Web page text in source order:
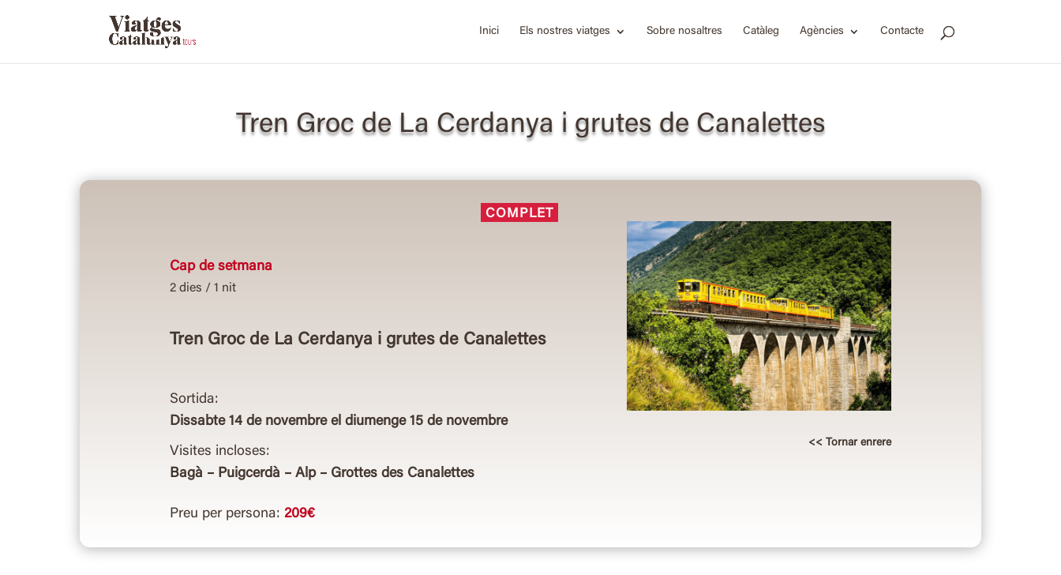
Inici Els nostres viatges Sobre nosaltres Catàleg Agències Contacte
Tren Groc de La Cerdanya i grutes de Canalettes
COMPLET
Cap de setmana
2 dies / 1 nit
Tren Groc de La Cerdanya i grutes de Canalettes
Sortida:
Dissabte 14 de novembre el diumenge 15 de novembre
Visites incloses:
Bagà – Puigcerdà – Alp – Grottes des Canalettes
Preu per persona:209€
<< Tornar enrere